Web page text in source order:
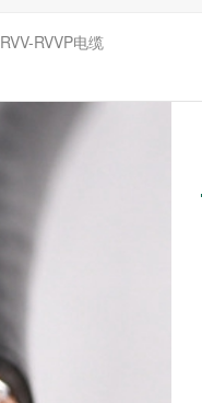
RVV-RVVP电缆